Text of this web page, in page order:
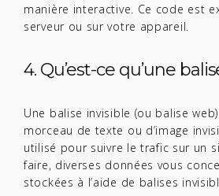
manière interactive. Ce code est
serveur ou sur votre appareil.
4. Qu’est-ce qu’une
Une balise invisible (ou balise
morceau de texte ou d’image
utilisé pour suivre le trafic sur un
faire, diverses données vous
stockées à l’aide de balises